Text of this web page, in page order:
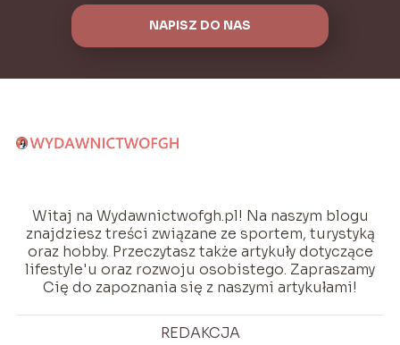
NAPISZ DO NAS
Witaj na Wydawnictwofgh.pl! Na naszym blogu
znajdziesz treści związane ze sportem, turystyką
oraz hobby. Przeczytasz także artykuły dotyczące
lifestyle'u oraz rozwoju osobistego. Zapraszamy
Cię do zapoznania się z naszymi artykułami!
REDAKCJA